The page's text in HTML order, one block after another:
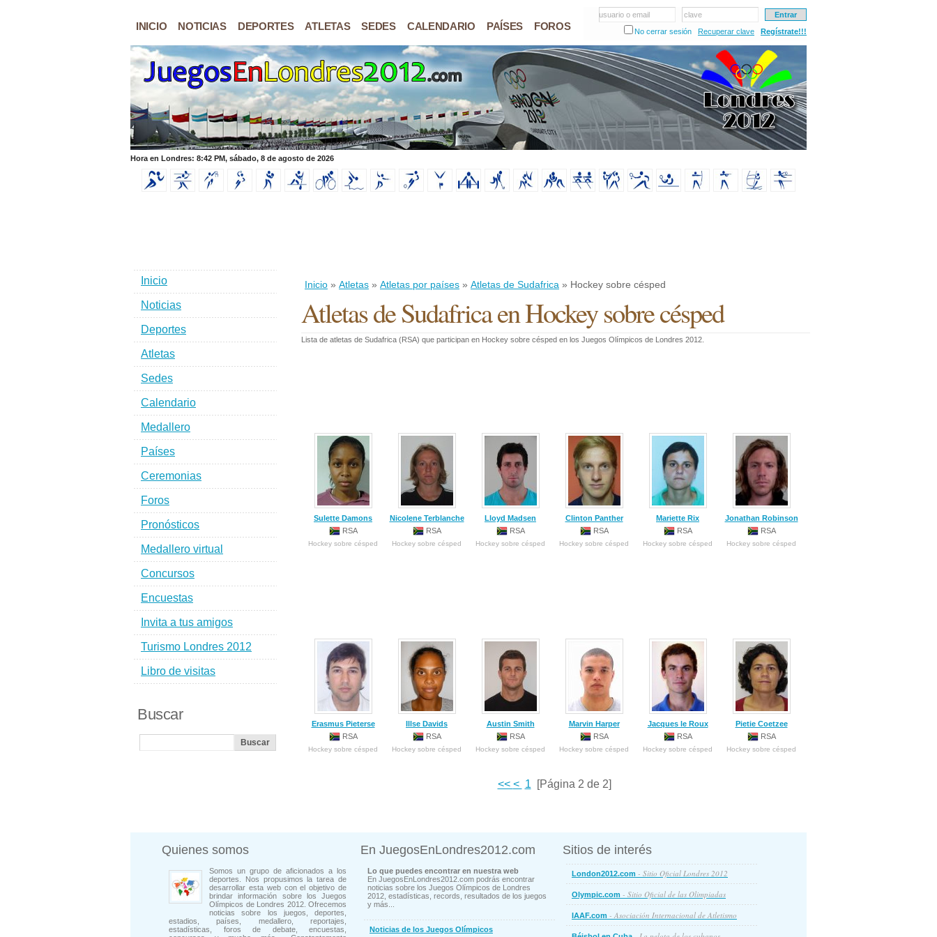
INICIO NOTICIAS DEPORTES ATLETAS SEDES CALENDARIO PAÍSES FOROS
usuario o email
clave
No cerrar sesión
Recuperar clave Regístrate!!!
Hora en Londres: 8:42 PM, sábado, 8 de agosto de 2026
Inicio » Atletas » Atletas por países » Atletas de Sudafrica » Hockey sobre césped
Atletas de Sudafrica en Hockey sobre césped
Lista de atletas de Sudafrica (RSA) que participan en Hockey sobre césped en los Juegos Olímpicos de Londres 2012.
Sulette Damons
RSA
Hockey sobre césped
Nicolene Terblanche
RSA
Hockey sobre césped
Lloyd Madsen
RSA
Hockey sobre césped
Clinton Panther
RSA
Hockey sobre césped
Mariette Rix
RSA
Hockey sobre césped
Jonathan Robinson
RSA
Hockey sobre césped
Erasmus Pieterse
RSA
Hockey sobre césped
Illse Davids
RSA
Hockey sobre césped
Austin Smith
RSA
Hockey sobre césped
Marvin Harper
RSA
Hockey sobre césped
Jacques le Roux
RSA
Hockey sobre césped
Pietie Coetzee
RSA
Hockey sobre césped
<< < 1 [Página 2 de 2]
Inicio
Noticias
Deportes
Atletas
Sedes
Calendario
Medallero
Países
Ceremonias
Foros
Pronósticos
Medallero virtual
Concursos
Encuestas
Invita a tus amigos
Turismo Londres 2012
Libro de visitas
Buscar
Quienes somos
Somos un grupo de aficionados a los
deportes. Nos propusimos la tarea de
desarrollar esta web con el objetivo de
brindar información sobre los Juegos
Olímpicos de Londres 2012. Ofrecemos
noticias sobre los juegos, deportes,
estadios, países, medallero, reportajes,
estadísticas, foros de debate, encuestas,
En JuegosEnLondres2012.com
Lo que puedes encontrar en nuestra web
En JuegosEnLondres2012.com podrás encontrar
noticias sobre los Juegos Olímpicos de Londres
2012, estadísticas, records, resultados de los juegos
y más...
Noticias de los Juegos Olímpicos
Sitios de interés
London2012.com - Sitio Oficial Londres 2012
Olympic.com - Sitio Oficial de las Olimpiadas
IAAF.com - Asociación Internacional de Atletismo